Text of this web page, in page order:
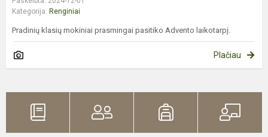
Kategorija: Renginiai
Pradinių klasių mokiniai prasmingai pasitiko Advento laikotarpį.
Plačiau